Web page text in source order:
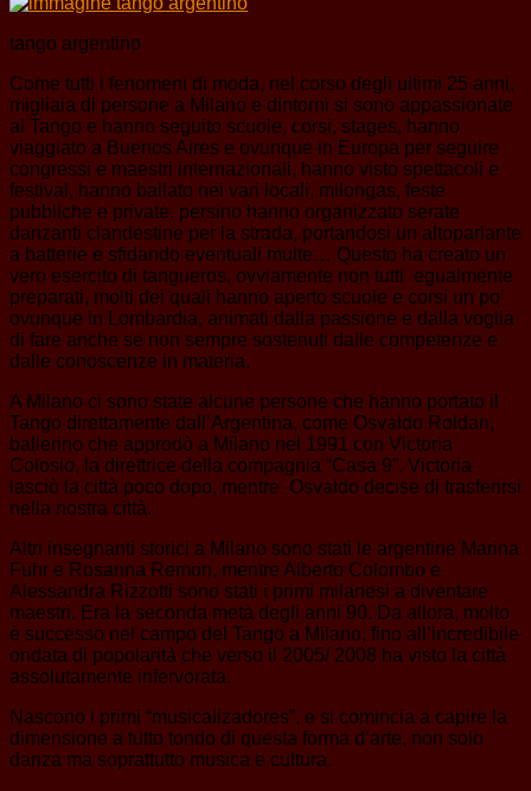
tango argentino
Come tutti i fenomeni di moda, nel corso degli ultimi 25 anni,
migliaia di persone a Milano e dintorni si sono appassionate
al Tango e hanno seguito scuole, corsi, stages, hanno
viaggiato a Buenos Aires e ovunque in Europa per seguire
congressi e maestri internazionali, hanno visto spettacoli e
festival, hanno ballato nei vari locali, milongas, feste
pubbliche e private, persino hanno organizzato serate
danzanti clandestine per la strada, portandosi un altoparlante
a batterie e sfidando eventuali multe… Questo ha creato un
vero esercito di tangueros, ovviamente non tutti egualmente
preparati, molti dei quali hanno aperto scuole e corsi un po’
ovunque in Lombardia, animati dalla passione e dalla voglia
di fare anche se non sempre sostenuti dalle competenze e
dalle conoscenze in materia.
A Milano ci sono state alcune persone che hanno portato il
Tango direttamente dall’Argentina, come Osvaldo Roldan,
ballerino che approdò a Milano nel 1991 con Victoria
Colosio, la direttrice della compagnia “Casa 9”. Victoria
lasciò la città poco dopo, mentre Osvaldo decise di trasferirsi
nella nostra città.
Altri insegnanti storici a Milano sono stati le argentine Marina
Fuhr e Rosanna Remon, mentre Alberto Colombo e
Alessandra Rizzotti sono stati i primi milanesi a diventare
maestri. Era la seconda metà degli anni 90. Da allora, molto
è successo nel campo del Tango a Milano, fino all’incredibile
ondata di popolarità che verso il 2005/ 2008 ha visto la città
assolutamente infervorata.
Nascono i primi “musicalizadores”, e si comincia a capire la
dimensione a tutto tondo di questa forma d’arte, non solo
danza ma soprattutto musica e cultura.